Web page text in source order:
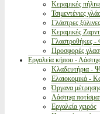
Κεραμικές
Τσιμεντένιες
Γλάστρες
Κεραμικές
Γλαστροθήκες -
Προσφορές
Εργαλεία κήπου -
Κλαδευτήρια -
Ελαιοκομικά -
Όργανα
Λάστιχα
Εργαλεία χειρός